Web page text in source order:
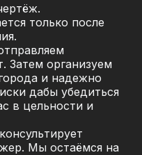
только после
Затем организуем
и надежно
дабы убедиться
в цельности и
Мы остаёмся на